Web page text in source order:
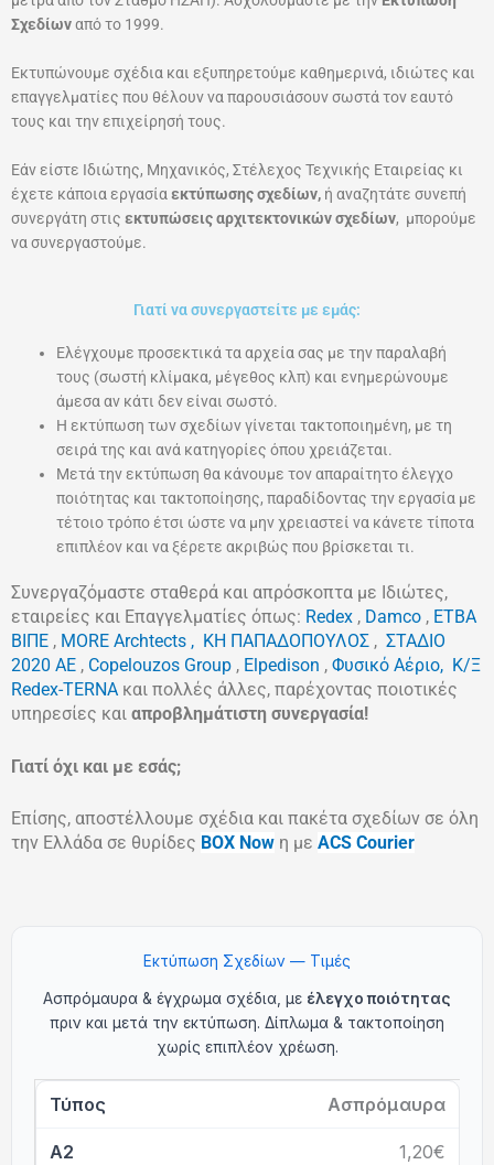
Σχεδίωναπό το 1999.
Εκτυπώνουμε σχέδια και εξυπηρετούμε καθημερινά, ιδιώτες και
επαγγελματίες που θέλουν να παρουσιάσουν σωστά τον εαυτό
τους και την επιχείρησή τους.
Εάν είστε Ιδιώτης, Μηχανικός, Στέλεχος Τεχνικής Εταιρείας κι
έχετε κάποια εργασία εκτύπωσης σχεδίων, ή αναζητάτε συνεπή
συνεργάτη στις εκτυπώσεις αρχιτεκτονικών σχεδίων, μπορούμε
να συνεργαστούμε.
Γιατί να συνεργαστείτε με εμάς:
Eλέγχουμε προσεκτικά τα αρχεία σας με την παραλαβή
τους (σωστή κλίμακα, μέγεθος κλπ) και ενημερώνουμε
άμεσα αν κάτι δεν είναι σωστό.
H εκτύπωση των σχεδίων γίνεται τακτοποιημένη, με τη
σειρά της και ανά κατηγορίες όπου χρειάζεται.
Mετά την εκτύπωση θα κάνουμε τον απαραίτητο έλεγχο
ποιότητας και τακτοποίησης, παραδίδοντας την εργασία με
τέτοιο τρόπο έτσι ώστε να μην χρειαστεί να κάνετε τίποτα
επιπλέον και να ξέρετε ακριβώς που βρίσκεται τι.
Συνεργαζόμαστε σταθερά και απρόσκοπτα με Ιδιώτες,
εταιρείες και Επαγγελματίες όπως: Redex , Damco , ETBA
ΒΙΠΕ , MORE Archtects , ΚΗ ΠΑΠΑΔΟΠΟΥΛΟΣ , ΣΤΑΔΙΟ
2020 ΑΕ , Copelouzos Group , Elpedison , Φυσικό Αέριο, Κ/Ξ
Redex-TERNA και πολλές άλλες, παρέχοντας ποιοτικές
υπηρεσίες και απροβλημάτιστη συνεργασία!
Γιατί όχι και με εσάς;
Επίσης, αποστέλλουμε σχέδια και πακέτα σχεδίων σε όλη
την Ελλάδα σε θυρίδες BOX Now η με ACS Courier
Εκτύπωση Σχεδίων — Τιμές
Ασπρόμαυρα & έγχρωμα σχέδια, με έλεγχο ποιότητας
πριν και μετά την εκτύπωση. Δίπλωμα & τακτοποίηση
χωρίς επιπλέον χρέωση.
Ασπρόμαυρα
1,20€